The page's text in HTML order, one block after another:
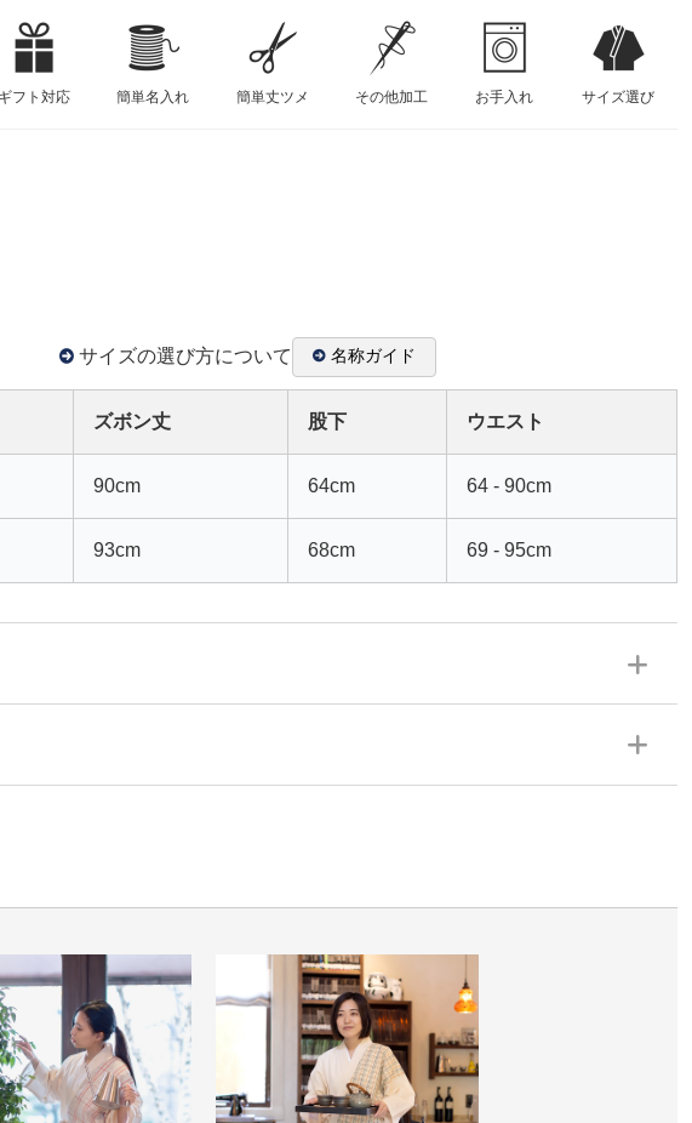
ギフト対応 簡単名入れ 簡単丈ツメ その他加工 お手入れ サイズ選び
サイズの選び方について 名称ガイド
ズボン丈 股下 ウエスト
90cm 64cm 64 - 90cm
93cm 68cm 69 - 95cm